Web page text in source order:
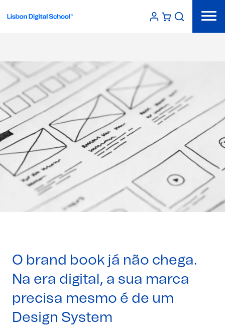
O brand book já não chega.
Na era digital, a sua marca
precisa mesmo é de um
Design System